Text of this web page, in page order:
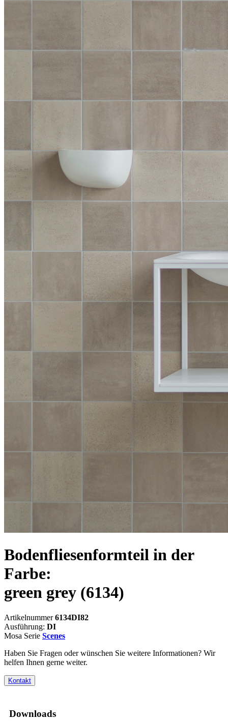
Bodenfliesenformteil in der
Farbe:
green grey (6134)
Artikelnummer6134DI82
Ausführung: DI
Mosa Serie Scenes
Haben Sie Fragen oder wünschen Sie weitere Informationen? Wir
helfen Ihnen gerne weiter.
Kontakt
Downloads